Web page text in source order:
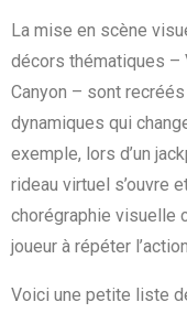
La mise en scène
décors thématiques –
Canyon – sont
dynamiques qui
exemple, lors d’un
rideau virtuel s’ouvre
chorégraphie visuelle
joueur à répéter
Voici une petite liste